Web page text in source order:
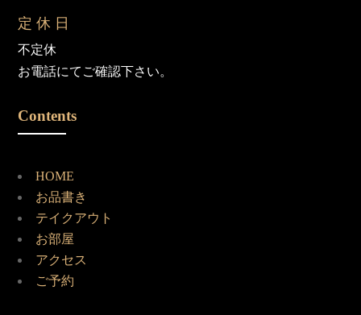
定 休 日
不定休
お電話にてご確認下さい。
Contents
HOME
お品書き
テイクアウト
お部屋
アクセス
ご予約